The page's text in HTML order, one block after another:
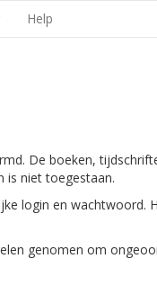
Help
De boeken,
is niet toegestaan.
login en wachtwoord.
genomen om